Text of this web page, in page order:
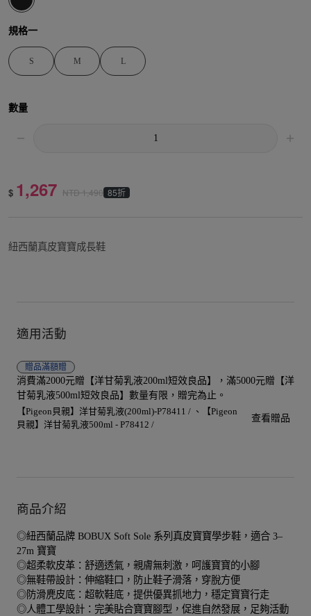
規格一
S M L
數量
$ 1,267 NTD1,490 85折
紐西蘭真皮寶寶成長鞋
適用活動
贈品滿額贈
消費滿2000元贈【洋甘菊乳液200ml短效良品】，滿5000元贈【洋
甘菊乳液500ml短效良品】數量有限，贈完為止。
【Pigeon貝親】洋甘菊乳液(200ml)-P78411 /
【Pigeon
貝親】洋甘菊乳液500ml - P78412 /
查看贈品
商品介紹
◎紐西蘭品牌 BOBUX Soft Sole 系列真皮寶寶學步鞋，適合 3–
27m 寶寶
◎超柔軟皮革：舒適透氣，親膚無刺激，呵護寶寶的小腳
◎無鞋帶設計：伸縮鞋口，防止鞋子滑落，穿脫方便
◎防滑麂皮底：超軟鞋底，提供優異抓地力，穩定寶寶行走
◎人體工學設計：完美貼合寶寶腳型，促進自然發展，足夠活動